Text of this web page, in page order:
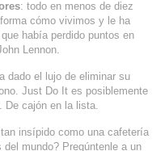
: todo en menos de diez
cómo vivimos y le ha
había perdido puntos en
Lennon.
dado el lujo de eliminar su
Just Do It es posiblemente
De cajón en la lista.
insípido como una cafetería
mundo? Pregúntenle a un